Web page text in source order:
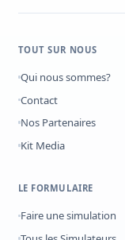
TOUT SUR NOUS
Qui nous sommes?
Contact
Nos Partenaires
Kit Media
LE FORMULAIRE
Faire une simulation